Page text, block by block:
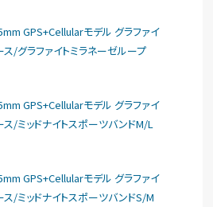
GPS+Cellularモデル グラファイ
/グラファイトミラネーゼループ
GPS+Cellularモデル グラファイ
/ミッドナイトスポーツバンドM/L
GPS+Cellularモデル グラファイ
/ミッドナイトスポーツバンドS/M